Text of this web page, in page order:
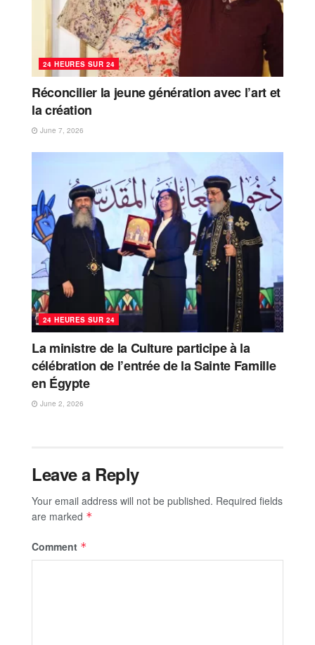
24 HEURES SUR 24
Réconcilier la jeune génération avec l’art et
la création
June 7, 2026
24 HEURES SUR 24
La ministre de la Culture participe à la
célébration de l’entrée de la Sainte Famille
en Égypte
June 2, 2026
Leave a Reply
Your email address will not be published. Required fields
are marked *
Comment *